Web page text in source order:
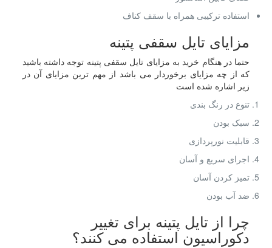
استفاده ترکیبی همراه با سقف کناف
مزایای تایل سقفی پتینه
حتما در هنگام خرید به مزایای تایل سقفی پتینه توجه داشته باشید
که از چه مزایای برخوردار می باشد از مهم ترین مزایای آن در
زیر اشاره شده است
تنوع در رنگ بندی
سبک بودن
قابلیت نورپردازی
اجرای سریع و آسان
تمیز کردن آسان
ضد آب بودن
چرا از تایل پتینه برای تغییر
دکوراسیون استفاده می کنند؟